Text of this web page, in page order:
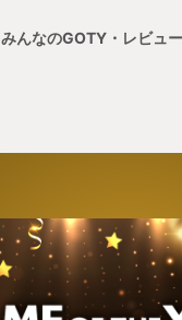
みんなのGOTY・レビュー